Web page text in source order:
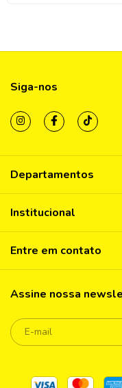
Siga-nos
Departamentos
Institucional
Entre em contato
Assine nossa